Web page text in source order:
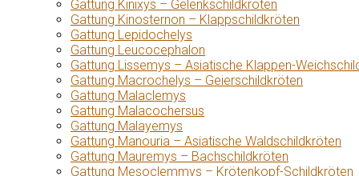
Gattung Kinixys – Gelenkschildkröten
Gattung Kinosternon – Klappschildkröten
Gattung Lepidochelys
Gattung Leucocephalon
Gattung Lissemys – Asiatische Klappen-
Gattung Macrochelys – Geierschildkröten
Gattung Malaclemys
Gattung Malacochersus
Gattung Malayemys
Gattung Manouria – Asiatische Waldschildkröten
Gattung Mauremys – Bachschildkröten
Gattung Mesoclemmys – Krötenkopf-Schildkröten